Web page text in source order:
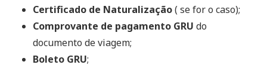
Certificado de Naturalização( se for o caso);
Comprovante de pagamento GRU do
documento de viagem;
Boleto GRU;